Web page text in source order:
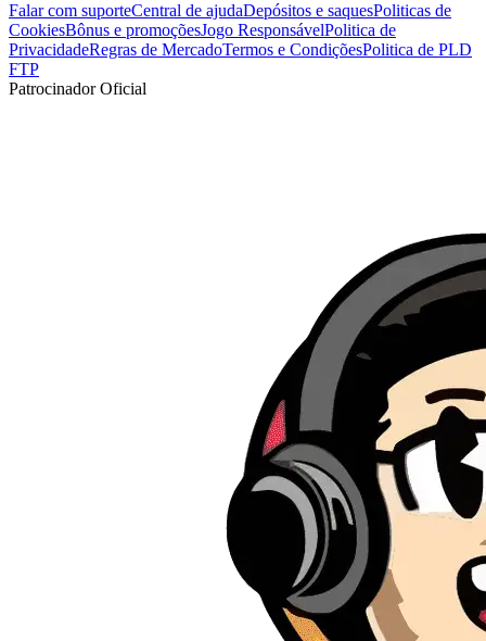
Falar com suporteCentral de ajudaDepósitos e saquesPoliticas de
CookiesBônus e promoçõesJogo ResponsávelPolitica de
PrivacidadeRegras de MercadoTermos e CondiçõesPolitica de PLD
FTP
Patrocinador Oficial